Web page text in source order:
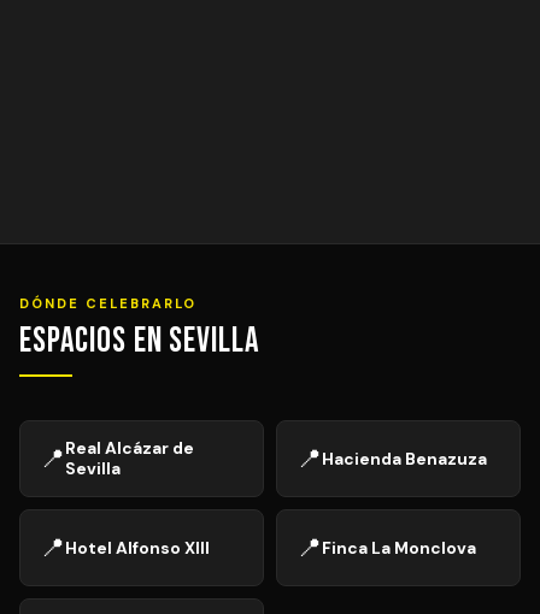
DÓNDE CELEBRARLO
Espacios en Sevilla
📍Real Alcázar de
Sevilla
📍Hacienda Benazuza
📍Hotel Alfonso XIII 📍Finca La Monclova